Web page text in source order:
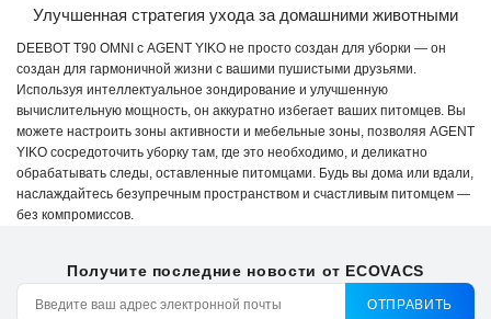
Улучшенная стратегия ухода за домашними животными
DEEBOT T90 OMNI с AGENT YIKO не просто создан для уборки — он
создан для гармоничной жизни с вашими пушистыми друзьями.
Используя интеллектуальное зондирование и улучшенную
вычислительную мощность, он аккуратно избегает ваших питомцев. Вы
можете настроить зоны активности и мебельные зоны, позволяя AGENT
YIKO сосредоточить уборку там, где это необходимо, и деликатно
обрабатывать следы, оставленные питомцами. Будь вы дома или вдали,
наслаждайтесь безупречным пространством и счастливым питомцем —
без компромиссов.
Получите последние новости от ECOVACS
ОТПРАВИТЬ